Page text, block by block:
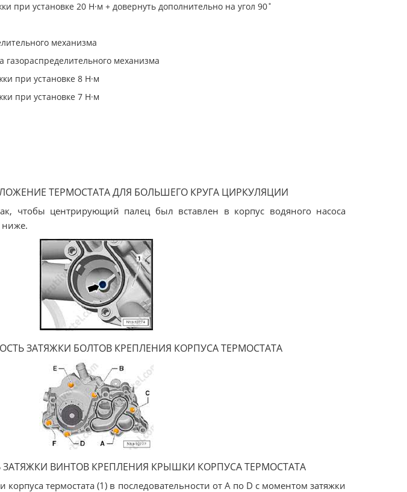
при установке 20 Н·м + довернуть дополнительно на угол 90˚
механизма
механизма
при установке 8 Н·м
при установке 7 Н·м
ТЕРМОСТАТА ДЛЯ БОЛЬШЕГО КРУГА ЦИРКУЛЯЦИИ
чтобы центрирующий палец был вставлен в корпус водяного насоса
ниже.
ЗАТЯЖКИ БОЛТОВ КРЕПЛЕНИЯ КОРПУСА ТЕРМОСТАТА
ВИНТОВ КРЕПЛЕНИЯ КРЫШКИ КОРПУСА ТЕРМОСТАТА
термостата (1) в последовательности от А по D с моментом затяжки